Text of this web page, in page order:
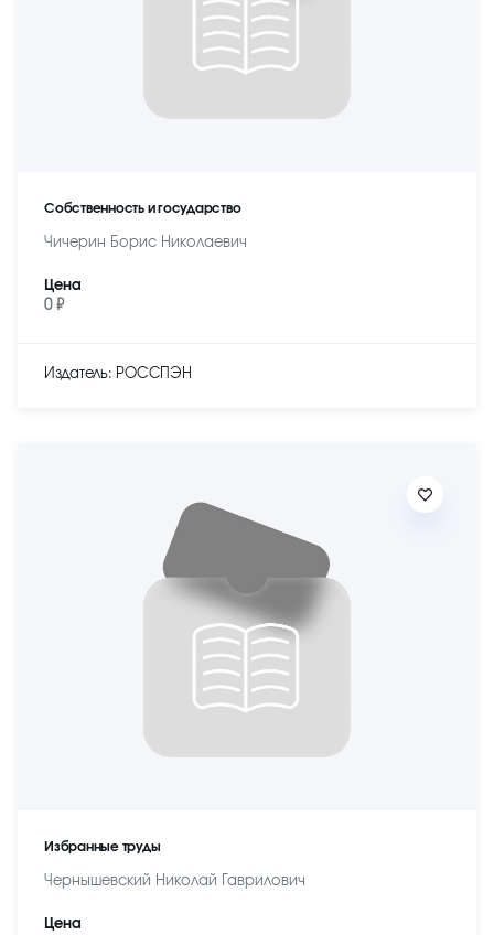
Собственность и государство
Чичерин Борис Николаевич
Цена
0 ₽
Издатель: РОССПЭН
Избранные труды
Чернышевский Николай Гаврилович
Цена